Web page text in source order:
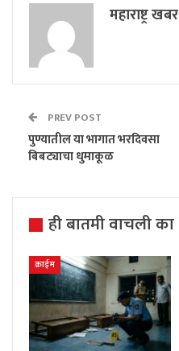
महाराष्ट्र
PREV POST
पुण्यातील या भागात भरदिवसा
बिबट्याचा धुमाकूळ
ही बातमी वाचली का
क्राईम